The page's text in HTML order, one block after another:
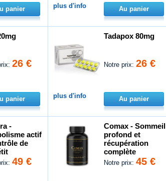
panier plus d'info Au panier
26 €
panier
Tadapox 80mg
Notre prix:26 €
plus d'info Au panier
-
actif
de
49 €
Comax - Sommeil
profond et
récupération
complète
Notre prix:45 €